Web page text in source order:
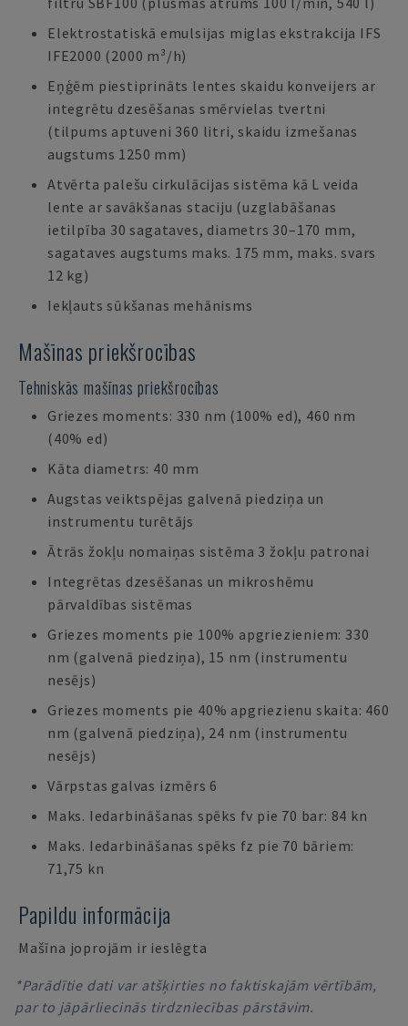
Elektrostatiskā emulsijas miglas ekstrakcija IFS
IFE2000 (2000 m³/h)
Eņģēm piestiprināts lentes skaidu konveijers ar
integrētu dzesēšanas smērvielas tvertni
(tilpums aptuveni 360 litri, skaidu izmešanas
augstums 1250 mm)
Atvērta palešu cirkulācijas sistēma kā L veida
lente ar savākšanas staciju (uzglabāšanas
ietilpība 30 sagataves, diametrs 30–170 mm,
sagataves augstums maks. 175 mm, maks. svars
12 kg)
Iekļauts sūkšanas mehānisms
Mašīnas priekšrocības
Tehniskās mašīnas priekšrocības
Griezes moments: 330 nm (100% ed), 460 nm
(40% ed)
Kāta diametrs: 40 mm
Augstas veiktspējas galvenā piedziņa un
instrumentu turētājs
Ātrās žokļu nomaiņas sistēma 3 žokļu patronai
Integrētas dzesēšanas un mikroshēmu
pārvaldības sistēmas
Griezes moments pie 100% apgriezieniem: 330
nm (galvenā piedziņa), 15 nm (instrumentu
nesējs)
Griezes moments pie 40% apgriezienu skaita: 460
nm (galvenā piedziņa), 24 nm (instrumentu
nesējs)
Vārpstas galvas izmērs 6
Maks. Iedarbināšanas spēks fv pie 70 bar: 84 kn
Maks. Iedarbināšanas spēks fz pie 70 bāriem:
71,75 kn
Papildu informācija
Mašīna joprojām ir ieslēgta
*Parādītie dati var atšķirties no faktiskajām vērtībām,
par to jāpārliecinās tirdzniecības pārstāvim.